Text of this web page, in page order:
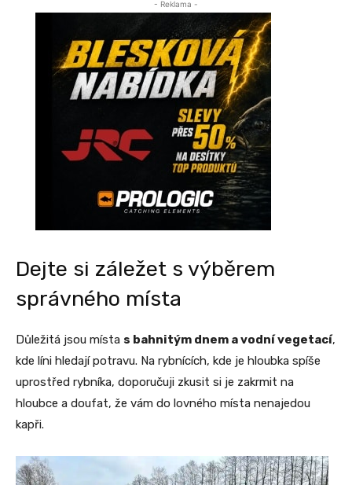
- Reklama -
Dejte si záležet s výběrem
správného místa
Důležitá jsou místa s bahnitým dnem a vodní vegetací,
kde líni hledají potravu. Na rybnících, kde je hloubka spíše
uprostřed rybníka, doporučuji zkusit si je zakrmit na
hloubce a doufat, že vám do lovného místa nenajedou
kapři.